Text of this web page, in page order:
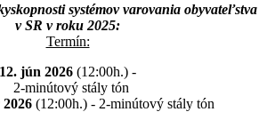
systémov varovania obyvateľstva
v SR v roku 2025:
Termín:
12. jún 2026 (12:00h.) -
2-minútový stály tón
2026 (12:00h.) - 2-minútový stály tón